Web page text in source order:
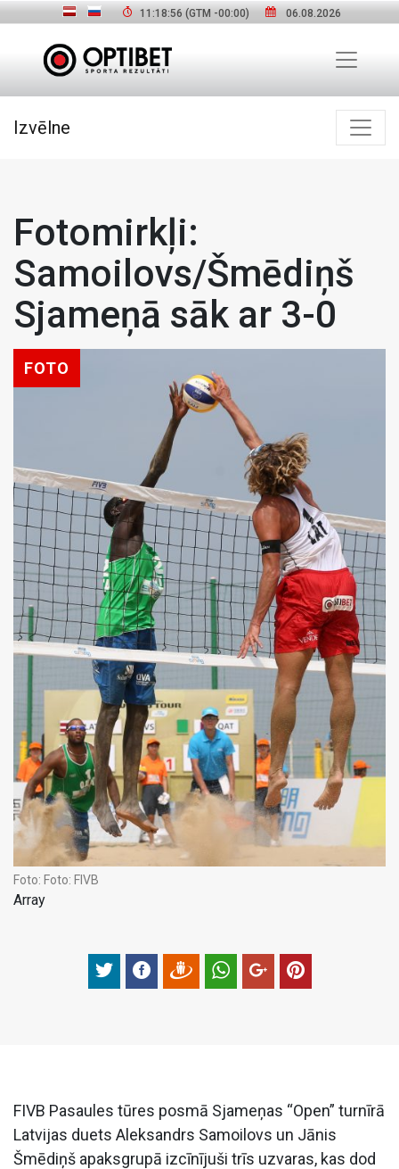
11:18:57 (GTM -00:00) 06.08.2026
Izvēlne
Fotomirkļi:
Samoilovs/Šmēdiņš
Sjameņā sāk ar 3-0
FOTO
Foto: Foto: FIVB
Array
FIVB Pasaules tūres posmā Sjameņas “Open” turnīrā
Latvijas duets Aleksandrs Samoilovs un Jānis
Šmēdiņš apaksgrupā izcīnījuši trīs uzvaras, kas dod